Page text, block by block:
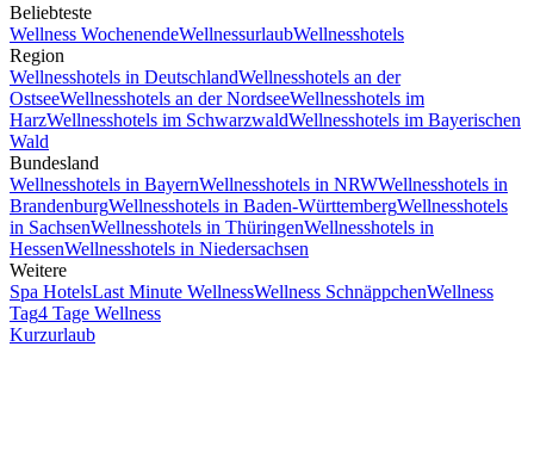
Beliebteste
Wellness WochenendeWellnessurlaubWellnesshotels
Region
Wellnesshotels in DeutschlandWellnesshotels an der
OstseeWellnesshotels an der NordseeWellnesshotels im
HarzWellnesshotels im SchwarzwaldWellnesshotels im Bayerischen
Wald
Bundesland
Wellnesshotels in BayernWellnesshotels in NRWWellnesshotels in
BrandenburgWellnesshotels in Baden-WürttembergWellnesshotels
in SachsenWellnesshotels in ThüringenWellnesshotels in
HessenWellnesshotels in Niedersachsen
Weitere
Spa HotelsLast Minute WellnessWellness SchnäppchenWellness
Tag4 Tage Wellness
Kurzurlaub